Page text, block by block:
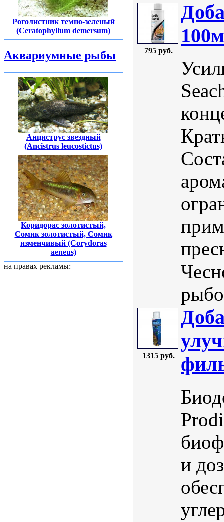
Роголистник темно-зеленый
(Ceratophyllum demersum)
Аквариумные рыбы
Анциструс звездный
(Ancistrus leucostictus)
Коридорас золотистый,
Сомик золотистый, Сомик
изменчивый (Corydoras
aeneus)
на правах рекламы:
795 руб.
1315 руб.
и